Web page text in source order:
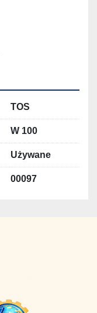
TOS
W 100
Używane
00097